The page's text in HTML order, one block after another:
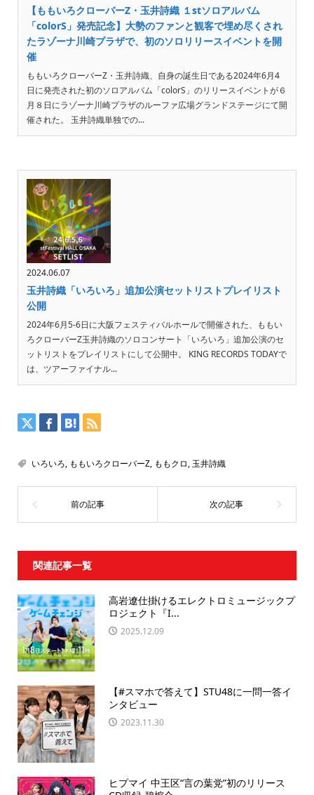
【ももいろクローバーZ・玉井詩織 １stソロアルバム
「colorS」発売記念】大勢のファンと観客で埋め尽くされ
たラゾーナ川崎プラザで、初のソロリリースイベントを開
催
ももいろクローバーZ・玉井詩織、自身の誕生日である2024年6月4
日に発売された初のソロアルバム「colorS」のリリースイベントが６
月８日にラゾーナ川崎プラザのルーファ広場グランドステージにて開
催された。 玉井詩織単独での...
2024.06.07
玉井詩織「いろいろ」追加公演セットリストプレイリスト
公開
2024年6月5-6日に大阪フェスティバルホールで開催された、ももい
ろクローバーZ玉井詩織のソロコンサート「いろいろ」追加公演のセ
ットリストをプレイリストにして公開中。 KING RECORDS TODAYで
は、ツアーファイナル...
いろいろ, ももいろクローバーZ, ももクロ, 玉井詩織
関連記事一覧
高岩遼仕掛けるエレクトロミュージックプ
ロジェクト『I...
2025.12.09
【#スマホで答えて】STU48に一問一答イ
ンタビュー
2023.11.30
ヒプマイ 中王区“言の葉党”初のリリース